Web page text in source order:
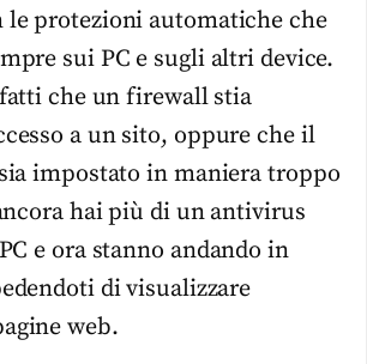
le protezioni automatiche che
sui PC e sugli altri device.
che un firewall stia
a un sito, oppure che il
impostato in maniera troppo
hai più di un antivirus
e ora stanno andando in
di visualizzare
web.